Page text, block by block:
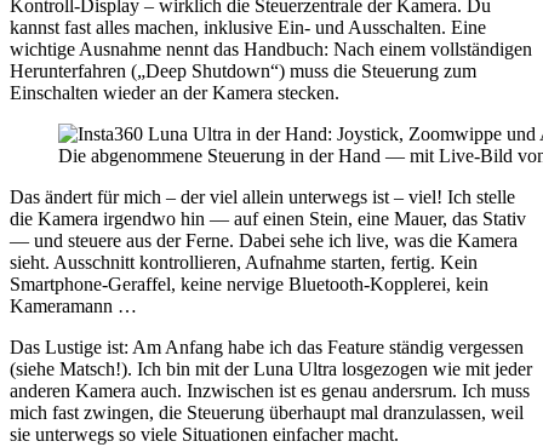
Kontroll-Display – wirklich die Steuerzentrale der Kamera. Du
kannst fast alles machen, inklusive Ein- und Ausschalten. Eine
wichtige Ausnahme nennt das Handbuch: Nach einem vollständigen
Herunterfahren („Deep Shutdown“) muss die Steuerung zum
Einschalten wieder an der Kamera stecken.
Die abgenommene Steuerung in der Hand — mit Live-Bild
Das ändert für mich – der viel allein unterwegs ist – viel! Ich stelle
die Kamera irgendwo hin — auf einen Stein, eine Mauer, das Stativ
— und steuere aus der Ferne. Dabei sehe ich live, was die Kamera
sieht. Ausschnitt kontrollieren, Aufnahme starten, fertig. Kein
Smartphone-Geraffel, keine nervige Bluetooth-Kopplerei, kein
Kameramann …
Das Lustige ist: Am Anfang habe ich das Feature ständig vergessen
(siehe Matsch!). Ich bin mit der Luna Ultra losgezogen wie mit jeder
anderen Kamera auch. Inzwischen ist es genau andersrum. Ich muss
mich fast zwingen, die Steuerung überhaupt mal dranzulassen, weil
sie unterwegs so viele Situationen einfacher macht.